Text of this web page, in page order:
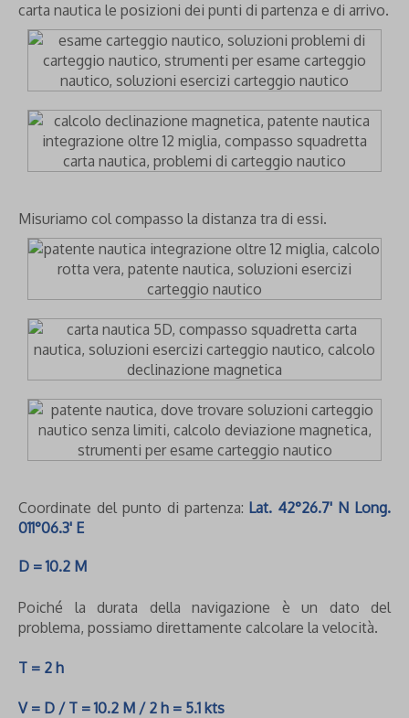
carta nautica le posizioni dei punti di partenza e di arrivo.
Misuriamo col compasso la distanza tra di essi.
Coordinate del punto di partenza: Lat. 42°26.7' N Long.
011°06.3' E
D = 10.2 M
Poiché la durata della navigazione è un dato del
problema, possiamo direttamente calcolare la velocità.
T = 2 h
V = D / T = 10.2 M / 2 h = 5.1 kts